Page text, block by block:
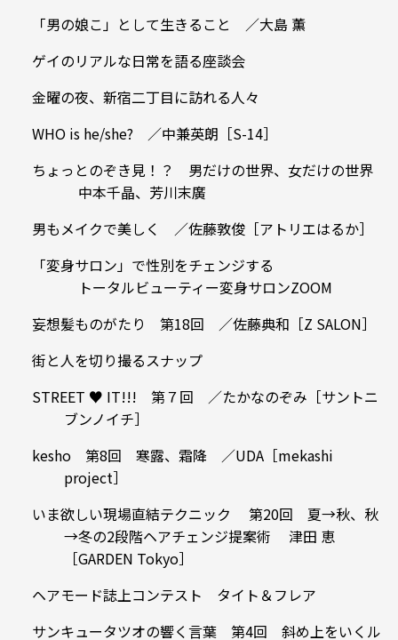
「男の娘こ」として生きること ／大島 薫
ゲイのリアルな日常を語る座談会
金曜の夜、新宿二丁目に訪れる人々
WHO is he/she? ／中兼英朗［S-14］
ちょっとのぞき見！？ 男だけの世界、女だけの世界
中本千晶、芳川末廣
男もメイクで美しく ／佐藤敦俊［アトリエはるか］
「変身サロン」で性別をチェンジする
トータルビューティー変身サロンZOOM
妄想髪ものがたり 第18回 ／佐藤典和［Z SALON］
街と人を切り撮るスナップ
STREET ♥ IT!!! 第７回 ／たかなのぞみ［サントニ
ブンノイチ］
kesho 第8回 寒露、霜降 ／UDA［mekashi
project］
いま欲しい現場直結テクニック 第20回 夏→秋、秋
→冬の2段階ヘアチェンジ提案術 津田 恵
［GARDEN Tokyo］
ヘアモード誌上コンテスト タイト＆フレア
サンキュータツオの響く言葉 第4回 斜め上をいくル